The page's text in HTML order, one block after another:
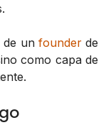
de un founderde
como capa de